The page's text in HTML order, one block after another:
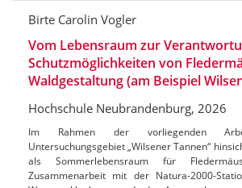
Birte Carolin Vogler
Vom Lebensraum zur
Schutzmöglichkeiten von
Waldgestaltung (am Beispiel
Hochschule Neubrandenburg, 2026
Im Rahmen der vorliegenden
Untersuchungsgebiet „Wilsener Tannen“
als Sommerlebensraum für
Zusammenarbeit mit der Natura-2000-